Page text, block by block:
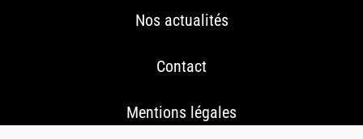
Nos actualités
Contact
Mentions légales